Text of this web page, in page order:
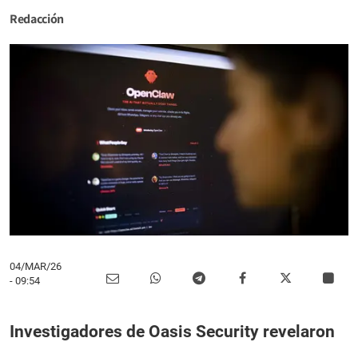
Redacción
04/MAR/26
- 09:54
Investigadores de Oasis Security revelaron